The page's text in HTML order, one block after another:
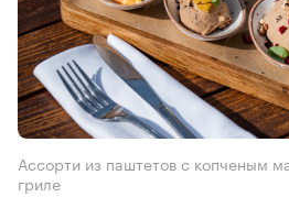
Ассорти из паштетов с копченым
гриле